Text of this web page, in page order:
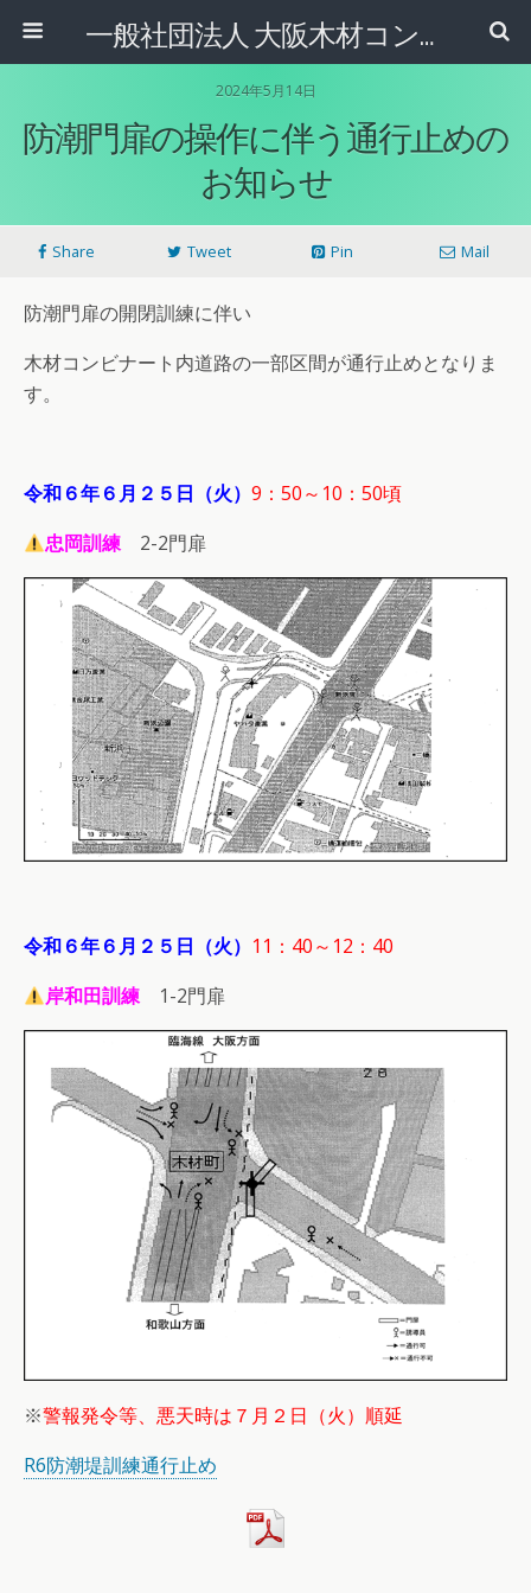
一般社団法人 大阪木材コンビナート協会
2024年5月14日
防潮門扉の操作に伴う通行止めの
お知らせ
Share Tweet Pin Mail
防潮門扉の開閉訓練に伴い
木材コンビナート内道路の一部区間が通行止めとなりま
す。
令和６年６月２５日（火） 9：50～10：50頃
忠岡訓練2-2門扉
令和６年６月２５日（火） 11：40～12：40
岸和田訓練1-2門扉
※警報発令等、悪天時は７月２日（火）順延
R6防潮堤訓練通行止め